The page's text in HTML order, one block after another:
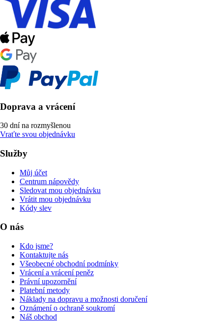
Doprava a vrácení
30 dní na rozmyšlenou
Vraťte svou objednávku
Služby
Můj účet
Centrum nápovědy
Sledovat mou objednávku
Vrátit mou objednávku
Kódy slev
O nás
Kdo jsme?
Kontaktujte nás
Všeobecné obchodní podmínky
Vrácení a vrácení peněz
Právní upozornění
Platební metody
Náklady na dopravu a možnosti doručení
Oznámení o ochraně soukromí
Náš obchod